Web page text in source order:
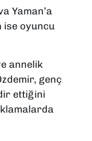
Yaman’a
ise oyuncu
annelik
genç
ettiğini